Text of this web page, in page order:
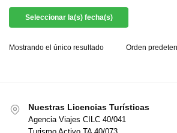
Seleccionar la(s) fecha(s)
Mostrando el único resultado
Nuestras Licencias Turísticas
Agencia Viajes CILC 40/041